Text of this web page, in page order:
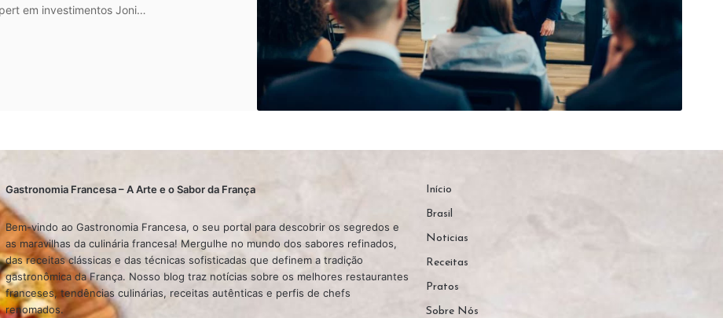
em investimentos Joni…
Gastronomia Francesa – A Arte e o Sabor da França
Bem-vindo ao Gastronomia Francesa, o seu portal para descobrir os segredos e
as maravilhas da culinária francesa! Mergulhe no mundo dos sabores refinados,
das receitas clássicas e das técnicas sofisticadas que definem a tradição
gastronômica da França. Nosso blog traz notícias sobre os melhores restaurantes
franceses, tendências culinárias, receitas autênticas e perfis de chefs
renomados.
Início
Brasil
Noticias
Receitas
Pratos
Sobre Nós